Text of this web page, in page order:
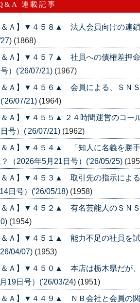
連載記事
＆Ａ】▼４５８▲ 法人会員向けの連
(1868)
＆Ａ】▼４５７▲ 社員への債権差押
）('26/07/21) (1967)
＆Ａ】▼４５６▲ 会員による、ＳＮ
07/21) (1964)
＆Ａ】▼４５５▲ ２４時間運営のコー
号）('26/07/21) (1962)
＆Ａ】▼４５４▲ 「知人に名義を勝
（2026年5月21日号）('26/05/25)
＆Ａ】▼４５３▲ 取引先の指示によ
日号）('26/05/18) (1958)
＆Ａ】▼４５２▲ 有名芸能人のＳＮ
(1954)
＆Ａ】▼４５１▲ 能力不足の社員を
04/07) (1953)
＆Ａ】▼４５０▲ 本店は栃木県だが
19日号）('26/03/24) (1951)
＆Ａ】▼４４９▲ ＮＢ会社と会員の